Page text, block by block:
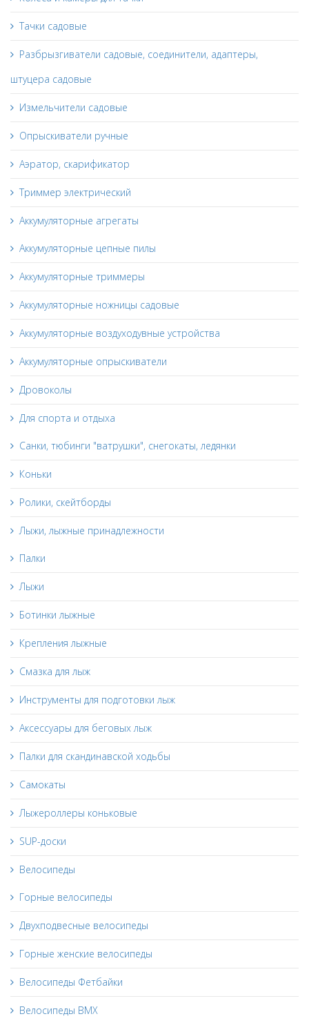
Тачки садовые
Разбрызгиватели садовые, соединители, адаптеры,
штуцера садовые
Измельчители садовые
Опрыскиватели ручные
Аэратор, скарификатор
Триммер электрический
Аккумуляторные агрегаты
Аккумуляторные цепные пилы
Аккумуляторные триммеры
Аккумуляторные ножницы садовые
Аккумуляторные воздуходувные устройства
Аккумуляторные опрыскиватели
Дровоколы
Для спорта и отдыха
Санки, тюбинги "ватрушки", снегокаты, ледянки
Коньки
Ролики, скейтборды
Лыжи, лыжные принадлежности
Палки
Лыжи
Ботинки лыжные
Крепления лыжные
Смазка для лыж
Инструменты для подготовки лыж
Аксессуары для беговых лыж
Палки для скандинавской ходьбы
Самокаты
Лыжероллеры коньковые
SUP-доски
Велосипеды
Горные велосипеды
Двухподвесные велосипеды
Горные женские велосипеды
Велосипеды Фетбайки
Велосипеды BMX